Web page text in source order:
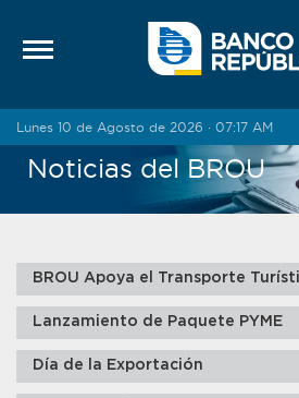
Lunes 10 de Agosto de 2026 · 07:17 AM
Noticias del BROU
BROU Apoya el Transporte
Lanzamiento de Paquete PYME
Día de la Exportación